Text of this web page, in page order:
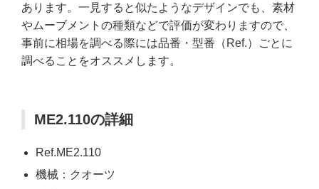
あります。一見すると似たようなデザインでも、素材
やムーブメントの種類などで評価が変わりますので、
事前に相場を調べる際には品番・型番（Ref.）ごとに
調べることをオススメします。
ME2.110の詳細
Ref.ME2.110
機械：クオーツ